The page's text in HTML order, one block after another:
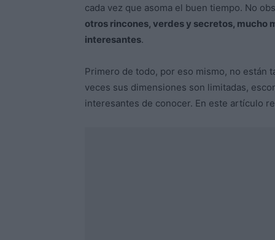
cada vez que asoma el buen tiempo. No
otros rincones, verdes y secretos, mucho
interesantes.
Primero de todo, por eso mismo, no están
veces sus dimensiones son limitadas,
interesantes de conocer. En este artículo